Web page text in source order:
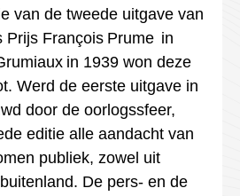
van de tweede uitgave van
Prijs François Prume in
in 1939 won deze
. Werd de eerste uitgave in
door de oorlogssfeer,
editie alle aandacht van
publiek, zowel uit
De pers- en de